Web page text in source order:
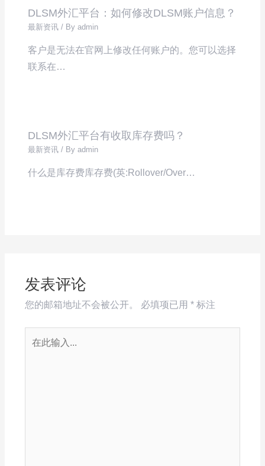
DLSM外汇平台：如何修改DLSM账户信息？
最新资讯 / Byadmin
客户是无法在官网上修改任何账户的。您可以选择
联系在…
DLSM外汇平台有收取库存费吗？
最新资讯 / Byadmin
什么是库存费库存费(英:Rollover/Over…
发表评论
您的邮箱地址不会被公开。 必填项已用 *标注